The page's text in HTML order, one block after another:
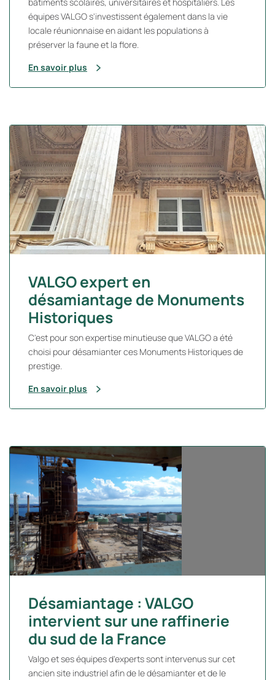
équipes VALGO s'investissent également dans la vie
locale réunionnaise en aidant les populations à
préserver la faune et la flore.
En savoir plus
VALGO expert en
désamiantage de Monuments
Historiques
C'est pour son expertise minutieuse que VALGO a été
choisi pour désamianter ces Monuments Historiques de
prestige.
En savoir plus
Désamiantage : VALGO
intervient sur une raffinerie
du sud de la France
Valgo et ses équipes d'experts sont intervenus sur cet
ancien site industriel afin de le désamianter et de le